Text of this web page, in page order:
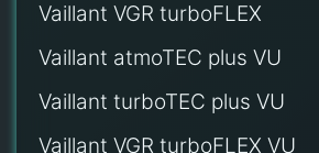
Vaillant VGR turboFLEX
Vaillant atmoTEC plus VU
Vaillant turboTEC plus VU
Vaillant VGR turboFLEX VU